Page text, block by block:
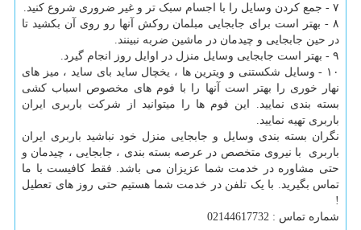
۷ - جمع کردن وسایل را با اجسام سبک تر و غیر ضروری شروع کنید.
۸ - بهتر است برای جابجایی مبلمان روکش آنها رو روی آن بکشید تا
در حین جابجایی و چیدمان در ماشین ضربه نبینند.
۹ - بهتر است جابجایی وسایل منزل در اوایل روز انجام گیرد.
۱۰ - وسایل شکستنی و ویترین ها ، یخچال ساید بای ساید ، میز های
نهار خوری را بهتر است آنها را با فوم های مخصوص اسباب کشی
بسته بندی نمایید. این فوم ها را میتوانید از شرکت باربری ایران
باربری تهیه نمایید.
نگران بسته بندی وسایل و جابجایی منزل خود نباشید باربری ایران
باربری با نیروی متخصص در عرصه بسته بندی ، جابجایی ، چیدمان و
حتی مشاوره در خدمت شما عزیزان می باشد. فقط کافیست با ما
تماس بگیرید. با یک تلفن در خدمت شما هستیم حتی روز های تعطیل
!
شماره تماس : 02144617732